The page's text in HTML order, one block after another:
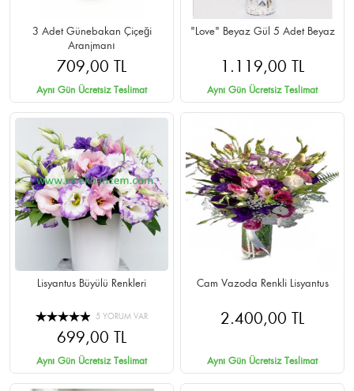
3 Adet Günebakan Çiçeği
Aranjmanı
709,00 TL
Aynı Gün Ücretsiz Teslimat
"Love" Beyaz Gül 5 Adet Beyaz
1.119,00 TL
Aynı Gün Ücretsiz Teslimat
Lisyantus Büyülü Renkleri
5 YORUM VAR
699,00 TL
Aynı Gün Ücretsiz Teslimat
Cam Vazoda Renkli Lisyantus
2.400,00 TL
Aynı Gün Ücretsiz Teslimat